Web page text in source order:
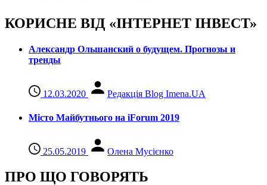
КОРИСНЕ ВІД «ІНТЕРНЕТ ІНВЕСТ»
Александр Ольшанский о будущем. Прогнозы и
тренды
12.03.2020 Редакція Blog Imena.UA
Місто Майбутнього на iForum 2019
25.05.2019 Олена Мусієнко
ПРО ЩО ГОВОРЯТЬ